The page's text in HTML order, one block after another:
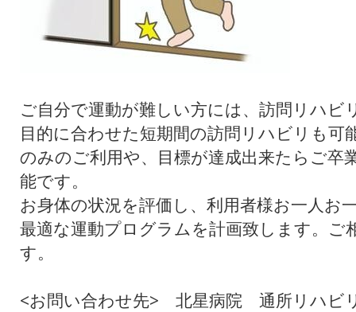
ご自分で運動が難しい方には、訪問リハビ
目的に合わせた短期間の訪問リハビリも可
のみのご利用や、目標が達成出来たらご卒
能です。
お身体の状況を評価し、利用者様お一人お
最適な運動プログラムを計画致します。ご
す。
<お問い合わせ先> 北星病院 通所リハ